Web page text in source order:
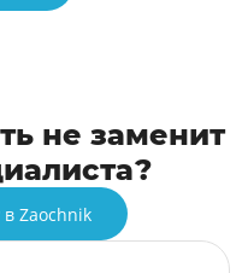
не заменит
в Zaochnik